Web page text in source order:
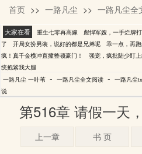
一叶苇
首页 >> 一路凡尘 >> 一路凡尘全
大家在看 重生七零再高嫁 彪悍军嫂，一手烂牌
了
开局女扮男装，说好的都是兄弟呢 乖一点，再
疯！真千金横冲直撞整顿豪门！
强宠，疯批陆少盯
统抱紧我大腿
一路凡尘 一叶苇 - 一路凡尘全文阅读 - 一路凡尘
说
第516章 请假一天
上一章 书 页